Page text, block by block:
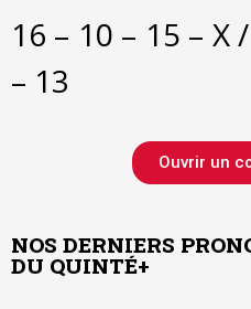
16 – 10 – 15 – X
– 13
Ouvrir un
NOS DERNIERS
DU QUINTÉ+
Août 10, 2026 |
quinté